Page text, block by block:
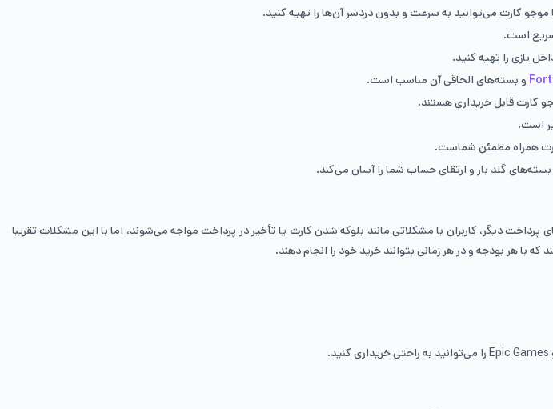
کارت می‌توانید به سرعت و بدون دردسر آن‌ها را تهیه کنید.
سریع است.
بازی را تهیه کنید.
و بسته‌های الحاقی آن مناسب است.
کارت قابل خریداری هستند.
کارت همراه مطمئن شماست.
گلد بار و ارتقای حساب شما را آسان می‌کند.
دیگر، کاربران با مشکلاتی مانند بلوکه شدن کارت یا تأخیر در پرداخت مواجه می‌شوند، اما با این مشکلات تقریبا
با هر بودجه و در هر زمانی بتوانند خرید خود را انجام دهند.